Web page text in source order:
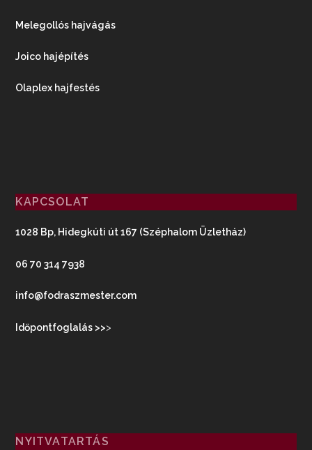
Melegollós hajvágás
Joico hajépítés
Olaplex hajfestés
KAPCSOLAT
1028 Bp, Hidegkúti út 167 (Széphalom Üzletház)
06 70 314 7938
info@fodraszmester.com
Időpontfoglalás >>>
NYITVATARTÁS